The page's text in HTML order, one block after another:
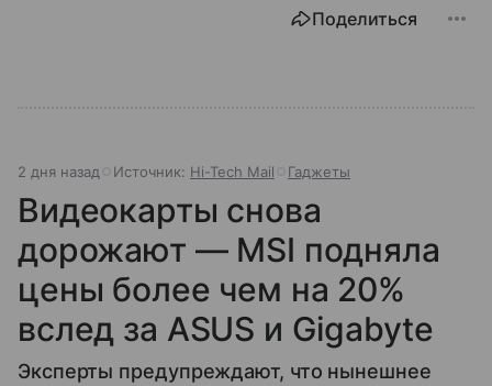
Поделиться
2 дня назад Источник: Hi-Tech Mail Гаджеты
Видеокарты снова
дорожают — MSI подняла
цены более чем на 20%
вслед за ASUS и Gigabyte
Эксперты предупреждают, что нынешнее